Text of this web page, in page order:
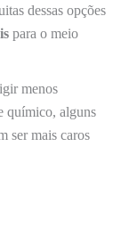
dessas opções
para o meio
menos
químico, alguns
ser mais caros